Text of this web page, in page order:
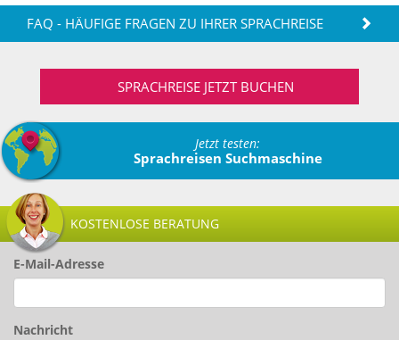
FAQ - HÄUFIGE FRAGEN ZU IHRER SPRACHREISE
SPRACHREISE JETZT BUCHEN
Jetzt testen:
Sprachreisen Suchmaschine
KOSTENLOSE BERATUNG
E-Mail-Adresse
Nachricht